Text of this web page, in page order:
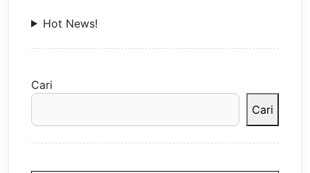
Hot News!
Cari
Cari